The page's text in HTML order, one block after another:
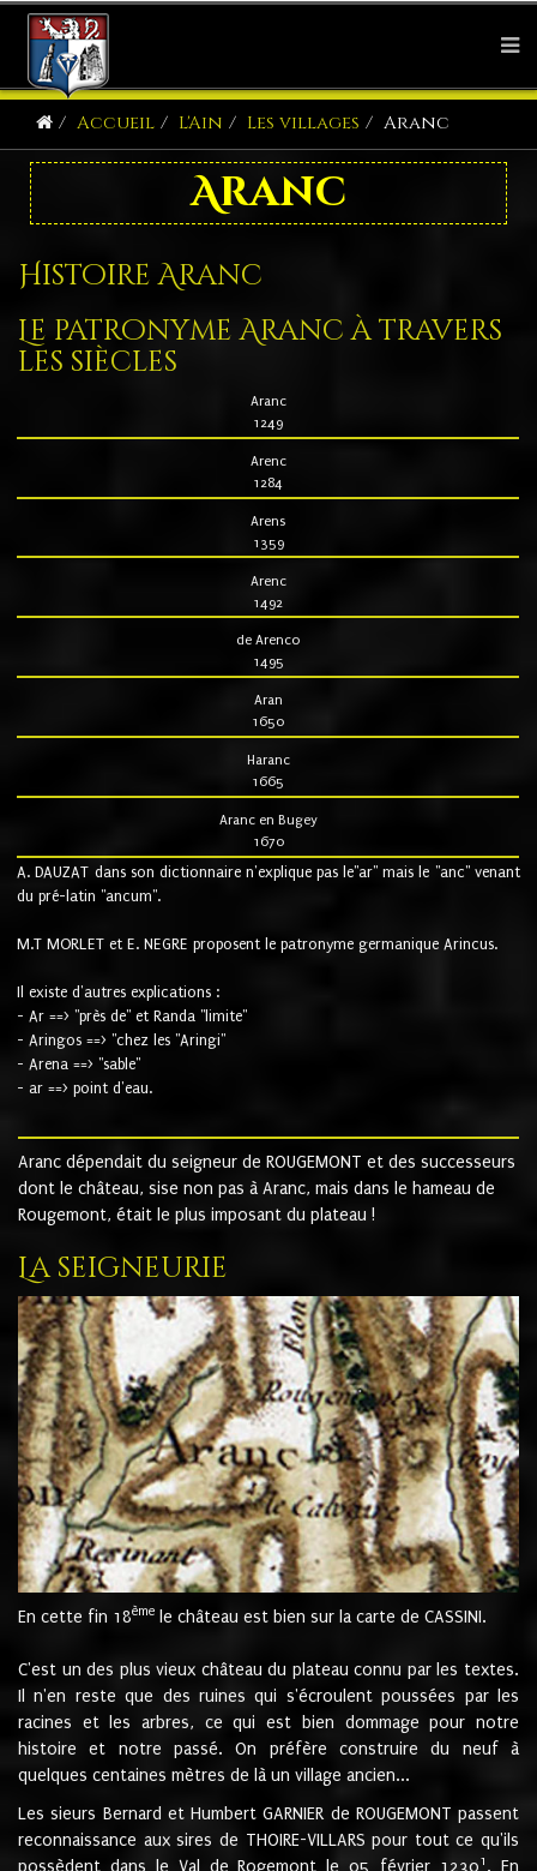
Accueil L'Ain Les villages Aranc
Aranc
Histoire Aranc
Le patronyme Aranc à travers
les siècles
Aranc
1249
Arenc
1284
Arens
1359
Arenc
1492
de Arenco
1495
Aran
1650
Haranc
1665
Aranc en Bugey
1670
A. DAUZAT dans son dictionnaire n'explique pas le"ar" mais le "anc" venant
du pré-latin "ancum".
M.T MORLET et E. NEGRE proposent le patronyme germanique Arincus.
Il existe d'autres explications :
- Ar ==> "près de" et Randa "limite"
- Aringos ==> "chez les "Aringi"
- Arena ==> "sable"
- ar ==> point d'eau.
Aranc dépendait du seigneur de ROUGEMONT et des successeurs
dont le château, sise non pas à Aranc, mais dans le hameau de
Rougemont, était le plus imposant du plateau !
La seigneurie
En cette fin 18ème le château est bien sur la carte de CASSINI.
C'est un des plus vieux château du plateau connu par les textes.
Il n'en reste que des ruines qui s'écroulent poussées par les
racines et les arbres, ce qui est bien dommage pour notre
histoire et notre passé. On préfère construire du neuf à
quelques centaines mètres de là un village ancien...
Les sieurs Bernard et Humbert GARNIER de ROUGEMONT passent
reconnaissance aux sires de THOIRE-VILLARS pour tout ce qu'ils
possèdent dans le Val de Rogemont le 05 février 12301 . En